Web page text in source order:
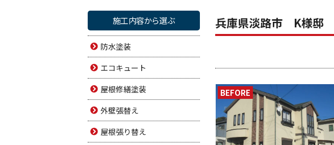
兵庫県淡路市 K様邸
BEFORE
施工内容から選ぶ
防水塗装
エコキュート
屋根修繕塗装
外壁張替え
屋根張り替え